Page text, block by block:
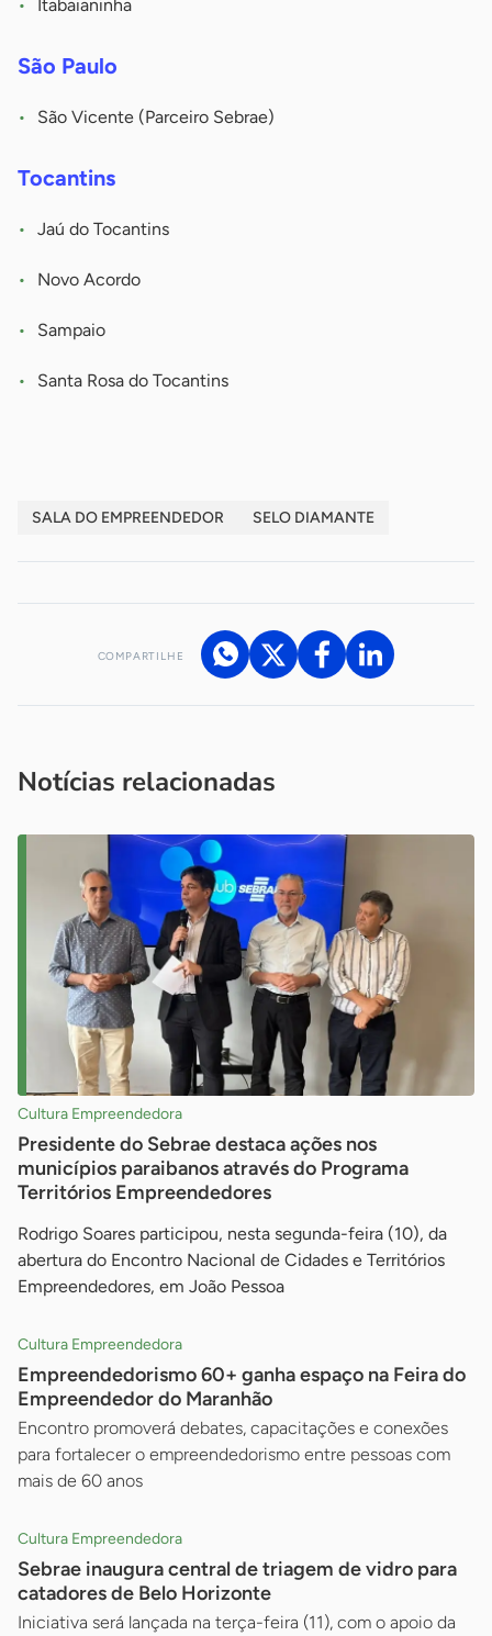
Itabaianinha
São Paulo
São Vicente (Parceiro Sebrae)
Tocantins
Jaú do Tocantins
Novo Acordo
Sampaio
Santa Rosa do Tocantins
SALA DO EMPREENDEDOR SELO DIAMANTE
COMPARTILHE
Notícias relacionadas
Cultura Empreendedora
Presidente do Sebrae destaca ações nos
municípios paraibanos através do Programa
Territórios Empreendedores
Rodrigo Soares participou, nesta segunda-feira (10), da
abertura do Encontro Nacional de Cidades e Territórios
Empreendedores, em João Pessoa
Cultura Empreendedora
Empreendedorismo 60+ ganha espaço na Feira do
Empreendedor do Maranhão
Encontro promoverá debates, capacitações e conexões
para fortalecer o empreendedorismo entre pessoas com
mais de 60 anos
Cultura Empreendedora
Sebrae inaugura central de triagem de vidro para
catadores de Belo Horizonte
Iniciativa será lançada na terça-feira (11), com o apoio da